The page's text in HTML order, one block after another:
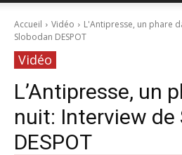
Accueil Vidéo
L'Antipresse, un phare
Slobodan DESPOT
Vidéo
L’Antipresse, un
nuit: Interview de
DESPOT